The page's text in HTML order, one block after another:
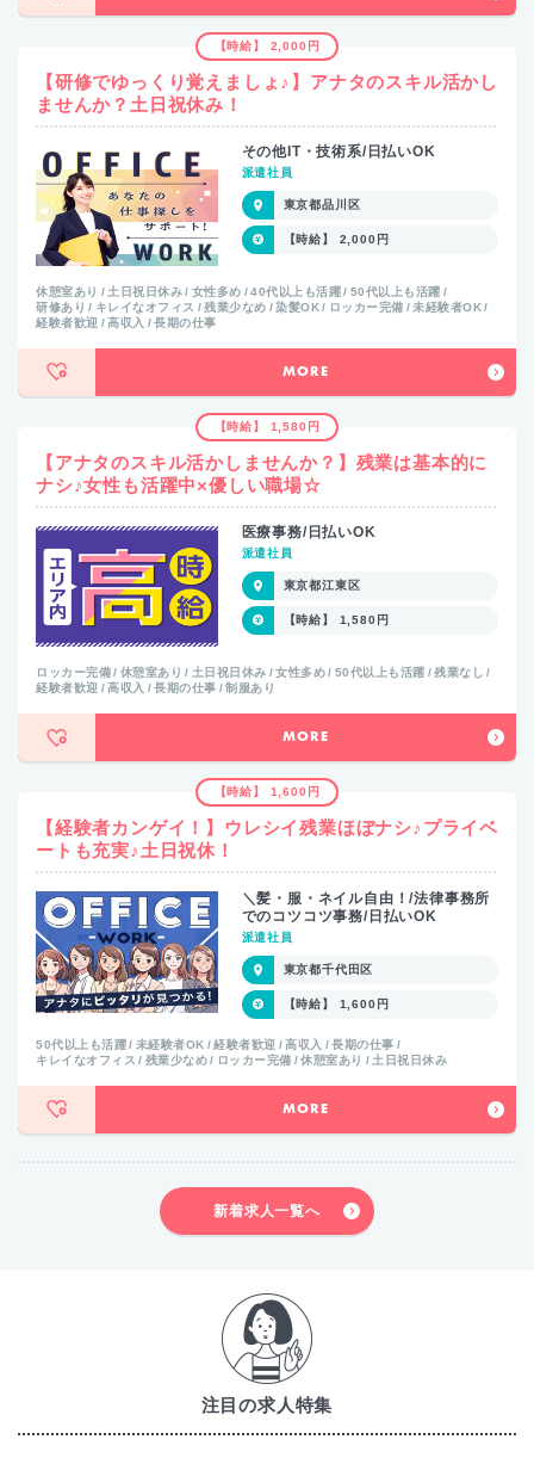
【時給】 2,000円
【研修でゆっくり覚えましょ♪】アナタのスキル活かし
ませんか？土日祝休み！
その他IT・技術系/日払いOK
派遣社員
東京都品川区
【時給】 2,000円
休憩室あり 土日祝日休み 女性多め 40代以上も活躍
50代以上も活躍
研修あり
キレイなオフィス 残業少なめ 染髪OK ロッカー完備
未経験者OK
経験者歓迎
高収入 長期の仕事
MORE
【時給】 1,580円
【アナタのスキル活かしませんか？】残業は基本的に
ナシ♪女性も活躍中×優しい職場☆
医療事務/日払いOK
派遣社員
東京都江東区
【時給】 1,580円
ロッカー完備 休憩室あり 土日祝日休み 女性多め 50代以上も活躍
残業なし
経験者歓迎
高収入 長期の仕事 制服あり
MORE
【時給】 1,600円
【経験者カンゲイ！】ウレシイ残業ほぼナシ♪プライベ
ートも充実♪土日祝休！
＼髪・服・ネイル自由！/法律事務所
でのコツコツ事務/日払いOK
派遣社員
東京都千代田区
【時給】 1,600円
50代以上も活躍 未経験者OK 経験者歓迎 高収入
長期の仕事
キレイなオフィス
残業少なめ ロッカー完備 休憩室あり 土日祝日休み
MORE
新着求人一覧へ
注目の求人特集